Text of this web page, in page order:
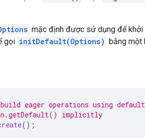
mặc định được sử dụng để
gọi initDefault(Options) bằng một
eager operations using
implicitly
();